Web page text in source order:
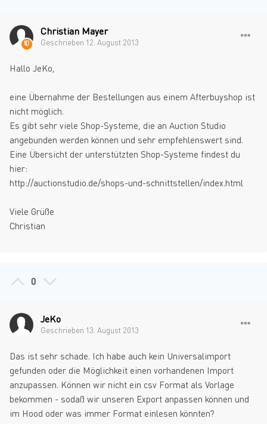
Christian Mayer
Geschrieben 12. August 2013
Hallo JeKo,
eine Übernahme der Bestellungen aus einem Afterbuyshop ist
nicht möglich.
Es gibt sehr viele Shop-Systeme, die an Auction Studio
angebunden werden können und sehr empfehlenswert sind.
Eine Übersicht der unterstützten Shop-Systeme findest du
hier:
http://auctionstudio.de/shops-und-schnittstellen/index.html
Viele Grüße
Christian
0
JeKo
Geschrieben 13. August 2013
Das ist sehr schade. Ich habe auch kein Universalimport
gefunden oder die Möglichkeit einen vorhandenen Import
anzupassen. Können wir nicht ein csv Format als Vorlage
bekommen - sodaß wir unseren Export anpassen können und
im Hood oder was immer Format einlesen könnten?